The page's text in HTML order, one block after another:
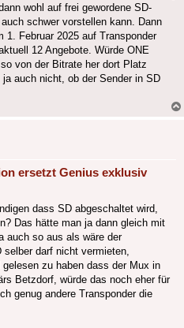
wohl auf frei gewordene SD-
schwer vorstellen kann. Dann
1. Februar 2025 auf Transponder
12 Angebote. Würde ONE
von der Bitrate her dort Platz
auch nicht, ob der Sender in SD
ersetzt Genius exklusiv
dass SD abgeschaltet wird,
Das hätte man ja dann gleich mit
auch so aus als wäre der
darf nicht vermieten,
zu haben dass der Mux in
Betzdorf, würde das noch eher für
genug andere Transponder die